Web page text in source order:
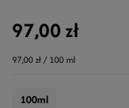
97,00 zł
97,00 zł / 100 ml
100ml